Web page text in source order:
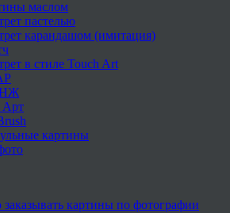
маслом
пастелью
карандашом (имитация)
в стиле Touch Art
картины